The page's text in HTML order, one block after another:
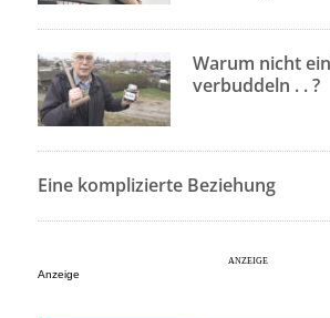
Warum nicht
verbuddeln . . ?
Eine komplizierte Beziehung
Anzeige